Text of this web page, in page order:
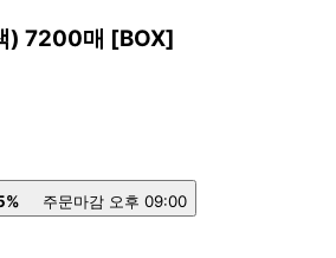
) 7200매 [BOX]
주문마감 오후 09:00